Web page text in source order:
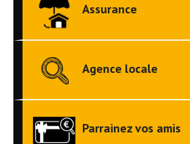
Assurance
Agence locale
Parrainez vos amis